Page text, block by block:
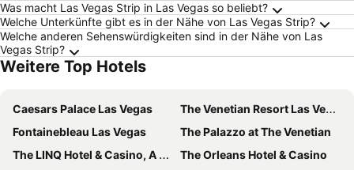
Was macht Las Vegas Strip in Las Vegas so beliebt?
Welche Unterkünfte gibt es in der Nähe von Las Vegas Strip?
Welche anderen Sehenswürdigkeiten sind in der Nähe von Las
Vegas Strip?
Weitere Top Hotels
Caesars Palace Las Vegas
The Venetian Resort Las Vegas
Fontainebleau Las Vegas
The Palazzo at The Venetian
The LINQ Hotel & Casino, A Caesars Destination
The Orleans Hotel & Casino